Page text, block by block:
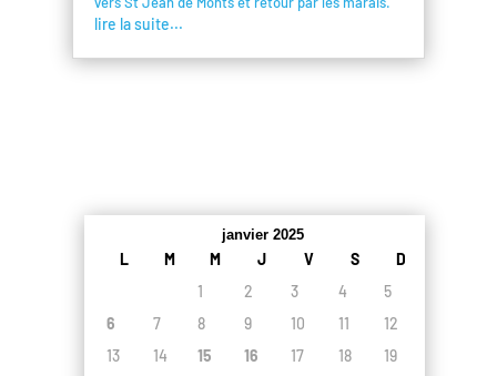
lire la suite...
janvier 2025
L M M J V S
D
1
2 3 4
5
6
7 8 9 10 11
12
13
14 15 16 17 18
19